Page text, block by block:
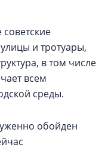
и тротуары,
в том числе
всем
среды.
обойден